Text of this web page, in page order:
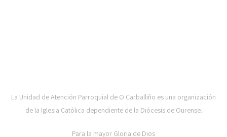
La Unidad de Atención Parroquial de O Carballiño es una organización
de la Iglesia Católica dependiente de la Diócesis de Ourense.
Para la mayor Gloria de Dios